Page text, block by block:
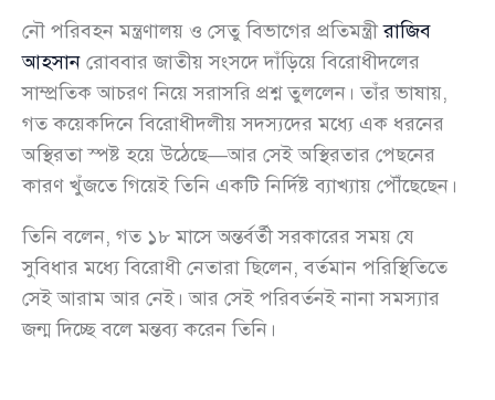
নৌ পরিবহন মন্ত্রণালয় ও সেতু বিভাগের প্রতিমন্ত্রীরাজিব
আহসান রোববার জাতীয় সংসদে দাঁড়িয়ে বিরোধীদলের
সাম্প্রতিক আচরণ নিয়ে সরাসরি প্রশ্ন তুললেন। তাঁর ভাষায়,
গত কয়েকদিনে বিরোধীদলীয় সদস্যদের মধ্যে এক ধরনের
অস্থিরতা স্পষ্ট হয়ে উঠেছে—আর সেই অস্থিরতার পেছনের
কারণ খুঁজতে গিয়েই তিনি একটি নির্দিষ্ট ব্যাখ্যায় পৌঁছেছেন।
তিনি বলেন, গত ১৮ মাসে অন্তর্বর্তী সরকারের সময় যে
সুবিধার মধ্যে বিরোধী নেতারা ছিলেন, বর্তমান পরিস্থিতিতে
সেই আরাম আর নেই। আর সেই পরিবর্তনই নানা সমস্যার
জন্ম দিচ্ছে বলে মন্তব্য করেন তিনি।